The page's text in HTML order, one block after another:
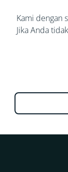
Kami dengan
Jika Anda